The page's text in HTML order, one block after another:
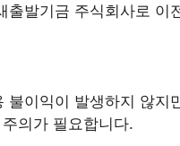
출발기금 주식회사로 이
이익이 발생하지 않지
의가 필요합니다.